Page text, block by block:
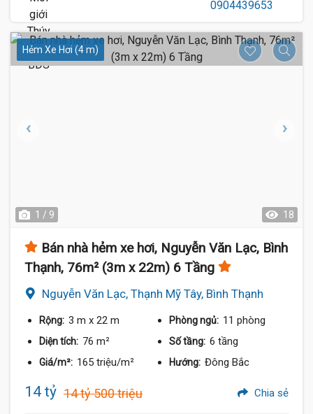
Hẻm Xe Hơi (4 m)
1 / 9 18
Bán nhà hẻm xe hơi, Nguyễn Văn Lạc, Bình
Thạnh, 76m² (3m x 22m) 6 Tầng
Nguyễn Văn Lạc, Thạnh Mỹ Tây, Bình Thạnh
Rộng: 3 m x 22 m Phòng ngủ: 11 phòng
Diện tích: 76 m² Số tầng: 6 tầng
Giá/m²: 165 triệu/m² Hướng: Đông Bắc
14 tỷ 14 tỷ 500 triệu Chia sẻ